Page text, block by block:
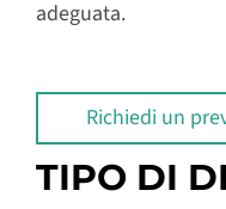
adeguata.
Richiedi un
TIPO DI